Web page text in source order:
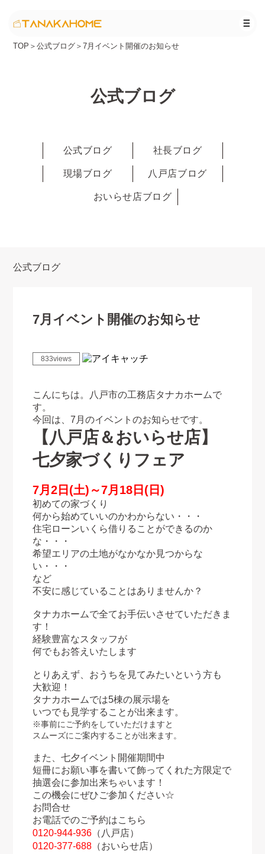
TOP ＞公式ブログ ＞7月イベント開催のお知らせ
公式ブログ
公式ブログ 社長ブログ
現場ブログ 八戸店ブログ
おいらせ店ブログ
公式ブログ
7月イベント開催のお知らせ
833views
こんにちは。八戸市の工務店タナカホームで
す。
今回は、7月のイベントのお知らせです。
【八戸店＆おいらせ店】
七夕家づくりフェア
7月2日(土)～7月18日(日)
初めての家づくり
何から始めていいのかわからない・・・
住宅ローンいくら借りることができるのか
な・・・
希望エリアの土地がなかなか見つからな
い・・・
など
不安に感じていることはありませんか？
タナカホームで全てお手伝いさせていただきま
す！
経験豊富なスタッフが
何でもお答えいたします
とりあえず、おうちを見てみたいという方も
大歓迎！
タナカホームでは5棟の展示場を
いつでも見学することが出来ます。
※事前にご予約をしていただけますと
スムーズにご案内することが出来ます。
また、七夕イベント開催期間中
短冊にお願い事を書いて飾ってくれた方限定で
抽選会に参加出来ちゃいます！
この機会にぜひご参加ください☆
お問合せ
お電話でのご予約はこちら
0120-944-936（八戸店）
0120-377-688（おいらせ店）